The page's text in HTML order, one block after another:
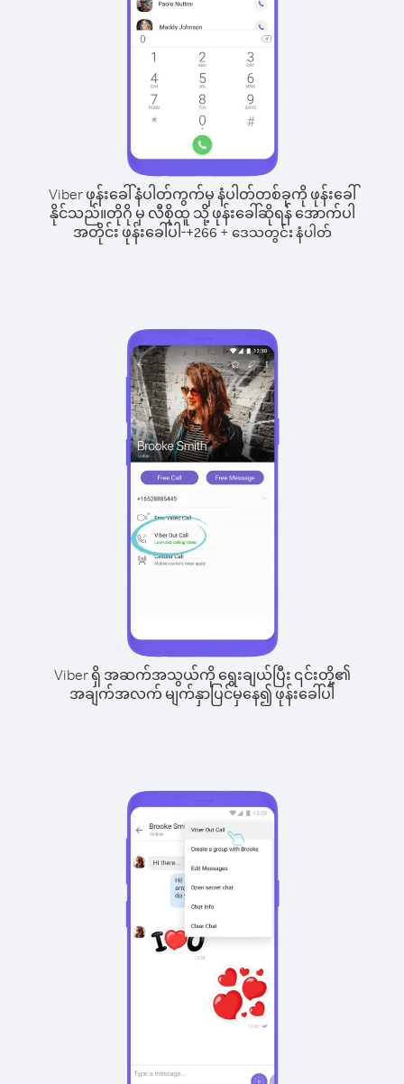
Viber ဖုန်းခေါ်နံပါတ်ကွက်မှ နံပါတ်တစ်ခုကို ဖုန်းခေါ်
နိုင်သည်။တိုဂို မှ လီစိုထူ သို့ ဖုန်းခေါ်ဆိုရန် အောက်ပါ
အတိုင်း ဖုန်းခေါ်ပါ-+266+ ဒေသတွင်း နံပါတ်
Viber ရှိ အဆက်အသွယ်ကို ရွေးချယ်ပြီး ၎င်းတို့၏
အချက်အလက် မျက်နှာပြင်မှနေ၍ ဖုန်းခေါ်ပါ